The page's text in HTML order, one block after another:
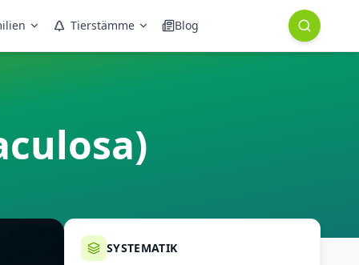
Tierstämme Blog
SYSTEMATIK